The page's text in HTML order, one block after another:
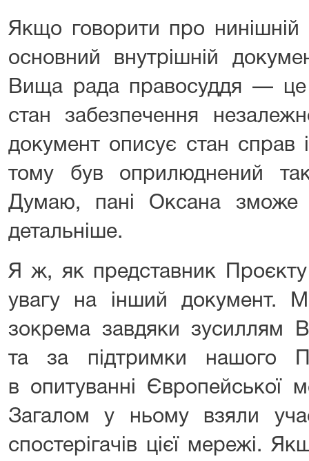
Якщо говорити про
основний внутрішній
Вища рада правосуддя — це
стан забезпечення
документ описує стан справ
тому був оприлюднений
Думаю, пані Оксана зможе
детальніше.
Я ж, як представник
увагу на інший документ.
зокрема завдяки зусиллям
та за підтримки нашого
в опитуванні Європейської
Загалом у ньому взяли
спостерігачів цієї мережі.